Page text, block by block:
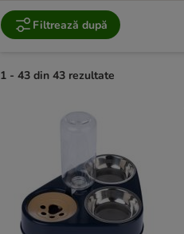
Filtrează după
1 - 43 din 43 rezultate